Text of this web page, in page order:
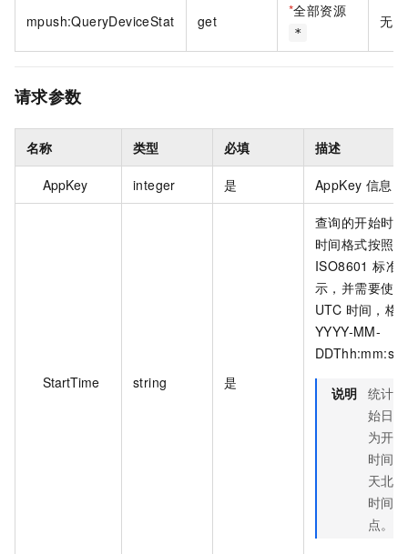
mpush:QueryDeviceStat get
*全部资源
*
无
请求参数
名称 类型 必填 描述
AppKey integer 是 AppKey 信息。
StartTime string 是
查询的开始时
时间格式按照
ISO8601 标准
示，并需要使用
UTC 时间，格
YYYY-MM-
说明 统计开
始日期
为开始
时间当
天北京
时间 0
点。